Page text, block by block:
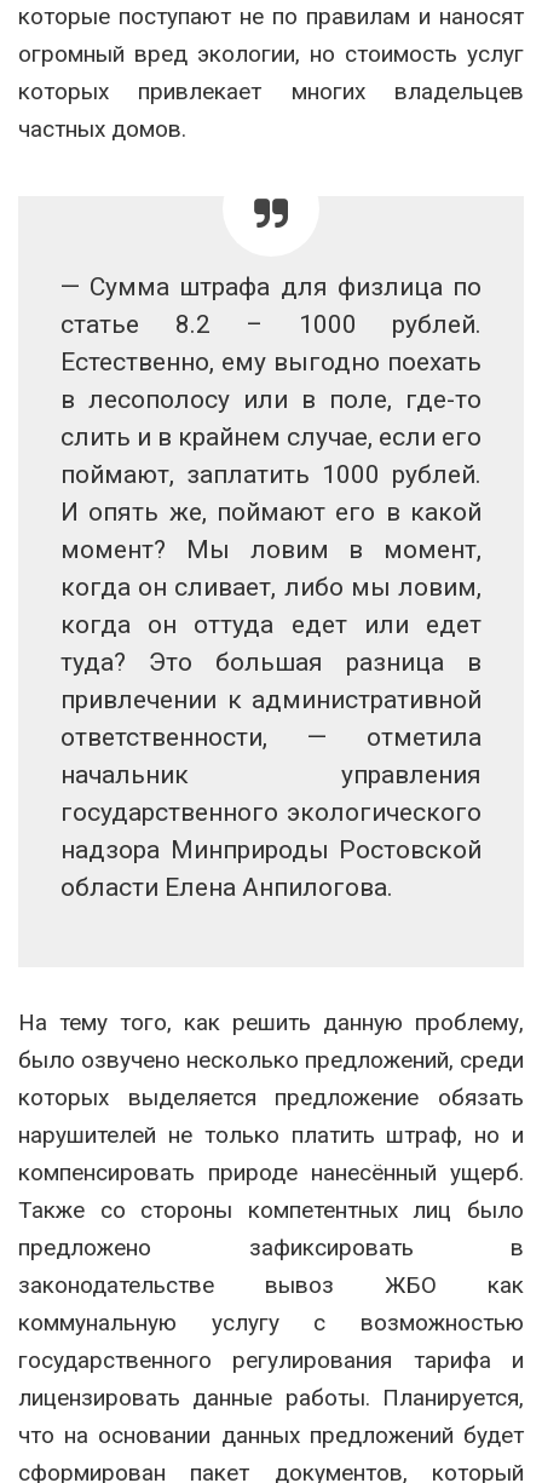
которые поступают не по правилам и наносят
огромный вред экологии, но стоимость услуг
которых привлекает многих владельцев
частных домов.
— Сумма штрафа для физлица по
статье 8.2 – 1000 рублей.
Естественно, ему выгодно поехать
в лесополосу или в поле, где-то
слить и в крайнем случае, если его
поймают, заплатить 1000 рублей.
И опять же, поймают его в какой
момент? Мы ловим в момент,
когда он сливает, либо мы ловим,
когда он оттуда едет или едет
туда? Это большая разница в
привлечении к административной
ответственности, — отметила
начальник управления
государственного экологического
надзора Минприроды Ростовской
области Елена Анпилогова.
На тему того, как решить данную проблему,
было озвучено несколько предложений, среди
которых выделяется предложение обязать
нарушителей не только платить штраф, но и
компенсировать природе нанесённый ущерб.
Также со стороны компетентных лиц было
предложено зафиксировать в
законодательстве вывоз ЖБО как
коммунальную услугу с возможностью
государственного регулирования тарифа и
лицензировать данные работы. Планируется,
что на основании данных предложений будет
сформирован пакет документов, который